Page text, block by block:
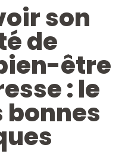
son
de
être
: le
bonnes